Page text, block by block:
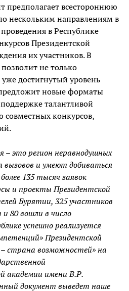
предполагает всестороннюю
нескольким направлениям в
в Республике
Президентской
их участников. В
не только
достигнутый уровень
новые форматы
талантливой
конкурсов,
– это регион неравнодушных
вызовов и умеют добиваться
135 тысяч заявок
и проекты Президентской
Бурятии, 325 участников
80 вошли в число
успешно реализуется
Президентской
страна возможностей» на
академии имени В.Р.
документ выведет наше